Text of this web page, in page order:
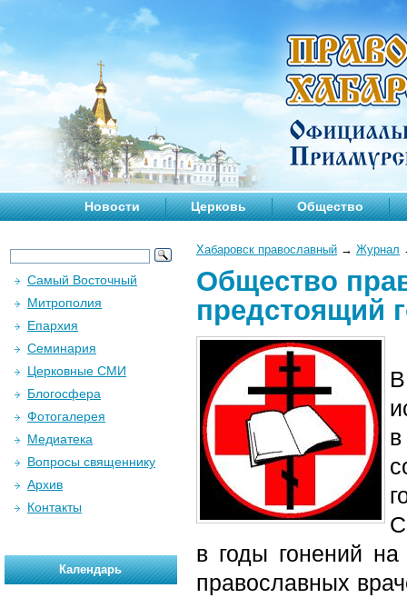
Новости Церковь Общество
Хабаровск православный → Журнал
Общество
предстоящий
в годы гонений
православных
Самый Восточный
Митрополия
Епархия
Семинария
Церковные СМИ
Блогосфера
Фотогалерея
Медиатека
Вопросы священнику
Архив
Контакты
Календарь